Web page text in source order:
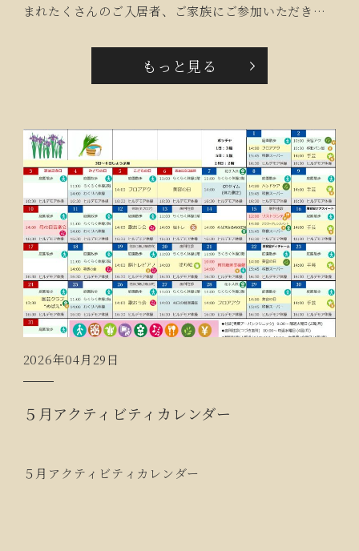
まれたくさんのご入居者、ご家族にご参加いただきス
供、たけのこ掘り、トートバック作りや花の種団子作
もっと見る
2026年04月29日
５月アクティビティカレンダー
５月アクティビティカレンダー